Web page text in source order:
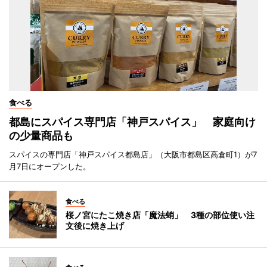
食べる
都島にスパイス専門店「神戸スパイス」 家庭向け
の少量商品も
スパイスの専門店「神戸スパイス都島店」（大阪市都島区高倉町1）が7
月7日にオープンした。
食べる
桜ノ宮にたこ焼き店「魔法蛸」 3種の部位使い注
文後に焼き上げ